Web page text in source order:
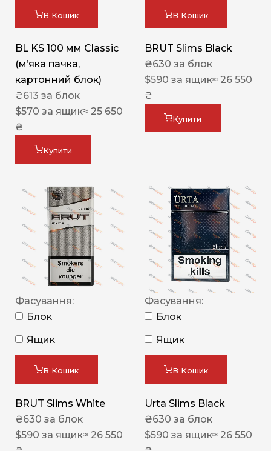
В Кошик
BL KS 100 мм Classic
(м’яка пачка,
картонний блок)
₴613 за блок
$570 за ящик≈ 25 650
₴
Купити
В Кошик
BRUT Slims Black
₴630 за блок
$590 за ящик≈ 26 550
₴
Купити
Фасування:
Блок
Ящик
В Кошик
BRUT Slims White
₴630 за блок
$590 за ящик≈ 26 550
Фасування:
Блок
Ящик
В Кошик
Urta Slims Black
₴630 за блок
$590 за ящик≈ 26 550